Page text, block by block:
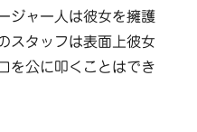
ジャー人は彼女を擁護
スタッフは表面上彼女
を公に叩くことはでき